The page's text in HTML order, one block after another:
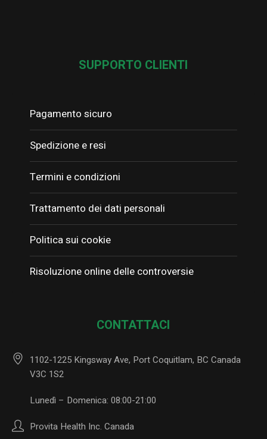
SUPPORTO CLIENTI
Pagamento sicuro
Spedizione e resi
Termini e condizioni
Trattamento dei dati personali
Politica sui cookie
Risoluzione online delle controversie
CONTATTACI
1102-1225 Kingsway Ave, Port Coquitlam, BC Canada
V3C 1S2
Lunedì – Domenica: 08:00-21:00
Provita Health Inc. Canada